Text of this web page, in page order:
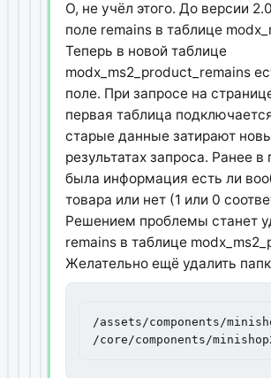
О, не учёл этого. До версии
поле remains в таблице
Теперь в новой таблице
modx_ms2_product_remains
поле. При запросе на
первая таблица
старые данные затирают
результатах запроса. Ранее в
была информация есть ли
товара или нет (1 или 0
Решением проблемы станет
remains в таблице
Желательно ещё удалить
/assets/components/
/core/components/